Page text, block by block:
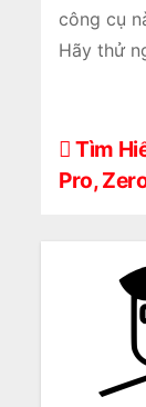
công cụ
Hãy thử
Đ
i
Tìm
Pro,